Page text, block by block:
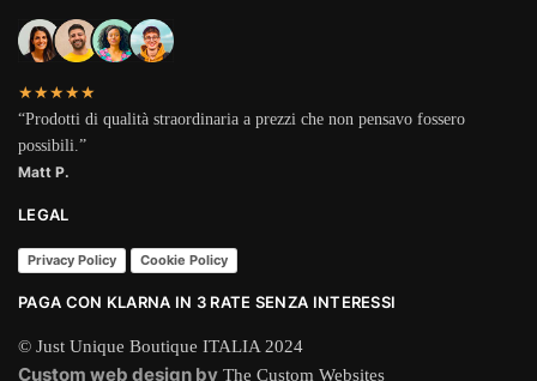
★★★★★
“Prodotti di qualità straordinaria a prezzi che non pensavo fossero
possibili.”
Matt P.
LEGAL
Privacy Policy Cookie Policy
PAGA CON KLARNA IN 3 RATE SENZA INTERESSI
© Just Unique Boutique ITALIA 2024
Custom web design by The Custom Websites